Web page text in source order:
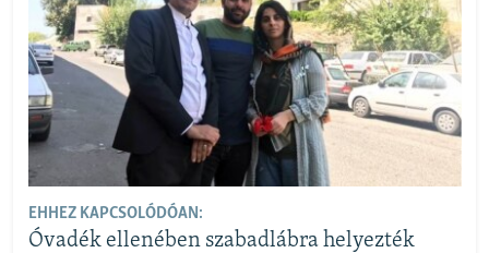
EHHEZ KAPCSOLÓDÓAN:
Óvadék ellenében szabadlábra helyezték